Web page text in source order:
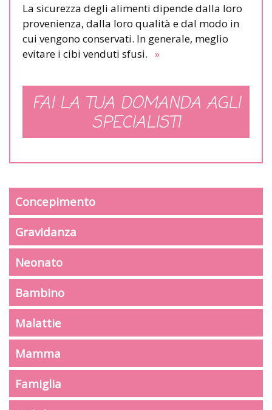
La sicurezza degli alimenti dipende dalla loro
provenienza, dalla loro qualità e dal modo in
cui vengono conservati. In generale, meglio
evitare i cibi venduti sfusi. »
FAI LA TUA DOMANDA AGLI
SPECIALISTI
Concepimento
Gravidanza
Neonato
Bambino
Malattie
Mamma
Famiglia